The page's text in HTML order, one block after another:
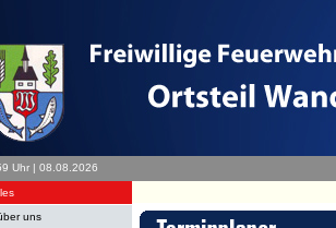
Uhr | 08.08.2026
uns